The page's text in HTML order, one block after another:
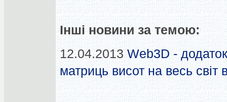
Інші новини за темою:
12.04.2013 Web3D -
матриць висот на весь